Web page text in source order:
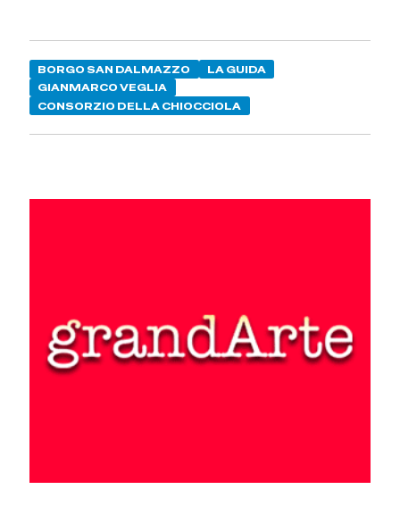
BORGO SAN DALMAZZO
LA GUIDA
GIANMARCO VEGLIA
CONSORZIO DELLA CHIOCCIOLA